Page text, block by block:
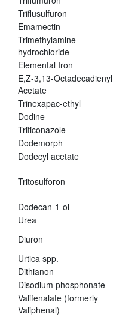
Triflusulfuron
Emamectin
Trimethylamine
hydrochloride
Elemental Iron
E,Z-3,13-Octadecadienyl
Acetate
Trinexapac-ethyl
Dodine
Triticonazole
Dodemorph
Dodecyl acetate
Tritosulforon
Dodecan-1-ol
Urea
Diuron
Urtica spp.
Dithianon
Disodium phosphonate
Valifenalate (formerly
Valiphenal)